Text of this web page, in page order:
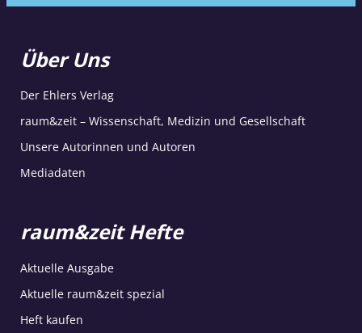
Über Uns
Der Ehlers Verlag
raum&zeit – Wissenschaft, Medizin und Gesellschaft
Unsere Autorinnen und Autoren
Mediadaten
raum&zeit Hefte
Aktuelle Ausgabe
Aktuelle raum&zeit spezial
Heft kaufen